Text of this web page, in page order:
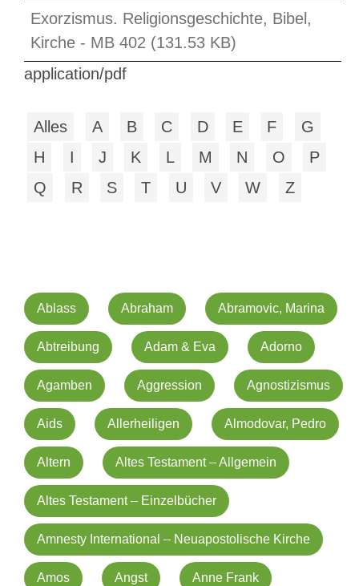
Exorzismus. Religionsgeschichte, Bibel,
Kirche - MB 402 (131.53 KB)
application/pdf
Alles A B C D E F
G
H
I J K L M N O
P
Q
R S T U V W Z
Ablass Abraham Abramovic, Marina
Abtreibung Adam & Eva Adorno
Agamben Aggression Agnostizismus
Aids Allerheiligen Almodovar, Pedro
Altern Altes Testament – Allgemein
Altes Testament – Einzelbücher
Amnesty International – Neuapostolische Kirche
Amos Angst Anne Frank